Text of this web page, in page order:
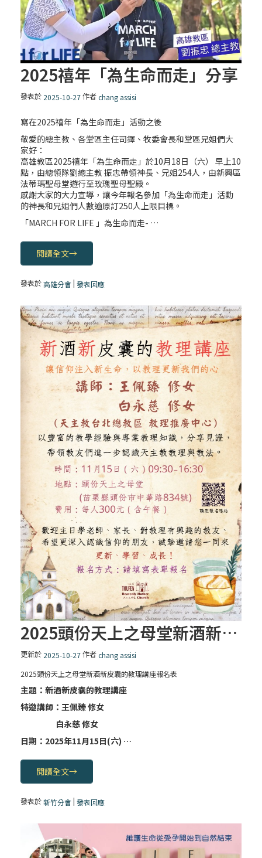
2025禧年「為生命而走」分享
發表於 2025-10-27作者chang assisi
寫在2025禧年「為生命而走」活動之後
敬愛的總主教、各堂區主任司鐸、牧委會長和堂區兄姐們大
家好：
高雄教區2025禧年「為生命而走」於10月18日（六） 早上10
點，由總領隊劉總主教 振忠帶領神長、兄姐254人，由新興區
法蒂瑪聖母堂遊行至玫瑰聖母聖殿。
感謝大家的大力宣導，讓今年報名參加「為生命而走」活動
的神長和兄姐們人數逾原訂250人上限目標。
「MARCH FOR LIFE 」為生命而走- …
閱讀全文→
發表於高雄分會|發表回應
2025頭份天上之母堂新酒新皮囊的教理講座報名表
更新於 2025-10-27作者chang assisi
2025頭份天上之母堂新酒新皮囊的教理講座報名表
主題：新酒新皮囊的教理講座
特邀講師：王佩臻 修女
白永慈 修女
日期：2025年11月15日(六) …
閱讀全文→
發表於新竹分會|發表回應